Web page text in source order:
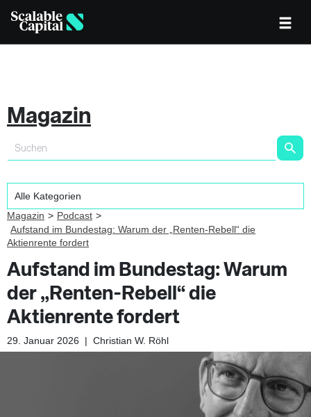
Magazin
Magazin
Podcast
Aufstand im Bundestag: Warum der „Renten-Rebell“ die
Aktienrente fordert
Aufstand im Bundestag: Warum
der „Renten-Rebell“ die
Aktienrente fordert
29. Januar 2026 | Christian W. Röhl